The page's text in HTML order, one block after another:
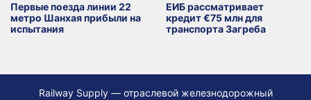
Первые поезда линии 22
метро Шанхая прибыли на
испытания
ЕИБ рассматривает
кредит €75 млн для
транспорта Загреба
Railway Supply — отраслевой железнодорожный